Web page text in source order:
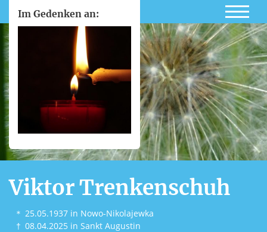
Im Gedenken an:
Viktor Trenkenschuh
＊ 25.05.1937 in Nowo-Nikolajewka
† 08.04.2025 in Sankt Augustin